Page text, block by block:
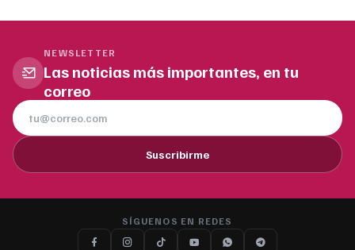
NEWSLETTER
Las noticias más importantes, en tu
correo
Suscribirme
SÍGUENOS EN REDES